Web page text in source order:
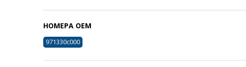
НОМЕРА ОЕМ
971330с000